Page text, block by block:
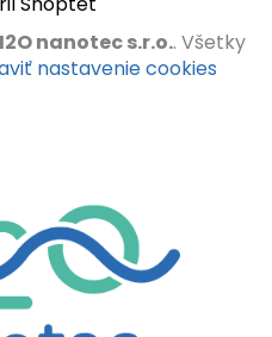
nanotec s.r.o.. Všetky
nastavenie cookies